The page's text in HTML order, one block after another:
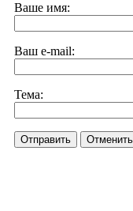
Ваше имя:
Ваш e-mail:
Тема:
Отправить Отменить